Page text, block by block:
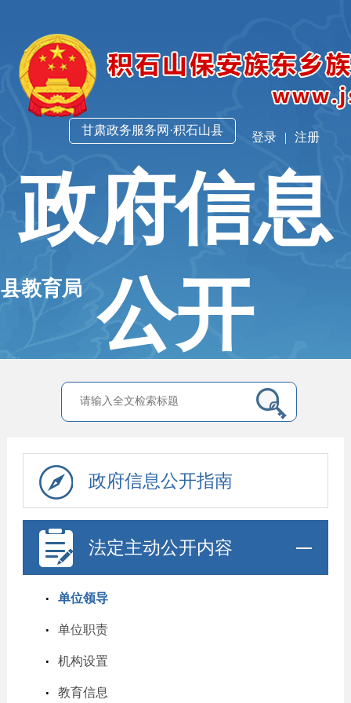
登录 | 注册
甘肃政务服务网·积石山县
政府信息
公开
政府信息公开指南
法定主动公开内容
单位领导
单位职责
机构设置
教育信息
教育局